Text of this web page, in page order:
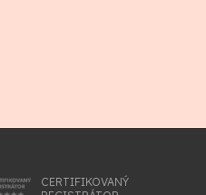
CERTIFIKOVANÝ